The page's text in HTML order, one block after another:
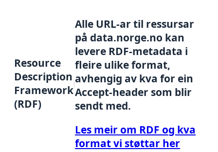
Resource
Description
Framework
(RDF)
Alle URL-ar til ressursar
på data.norge.no kan
levere RDF-metadata i
fleire ulike format,
avhengig av kva for ein
Accept-header som blir
sendt med.
Les meir om RDF og kva
format vi støttar her